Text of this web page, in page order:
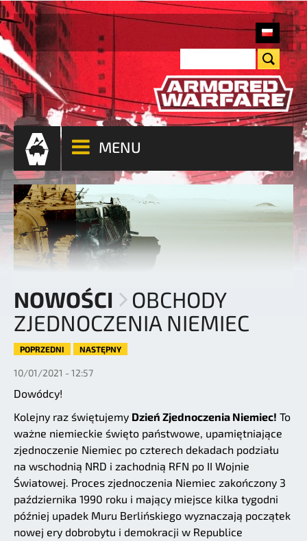
MENU
NOWOŚCI
OBCHODY
ZJEDNOCZENIA NIEMIEC
POPRZEDNI NASTĘPNY
10/01/2021 - 12:57
Dowódcy!
Kolejny raz świętujemy Dzień Zjednoczenia Niemiec! To
ważne niemieckie święto państwowe, upamiętniające
zjednoczenie Niemiec po czterech dekadach podziału
na wschodnią NRD i zachodnią RFN po II Wojnie
Światowej. Proces zjednoczenia Niemiec zakończony 3
października 1990 roku i mający miejsce kilka tygodni
później upadek Muru Berlińskiego wyznaczają początek
nowej ery dobrobytu i demokracji w Republice